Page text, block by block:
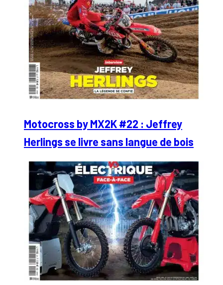
Motocross by MX2K #22 : Jeffrey
Herlings se livre sans langue de bois